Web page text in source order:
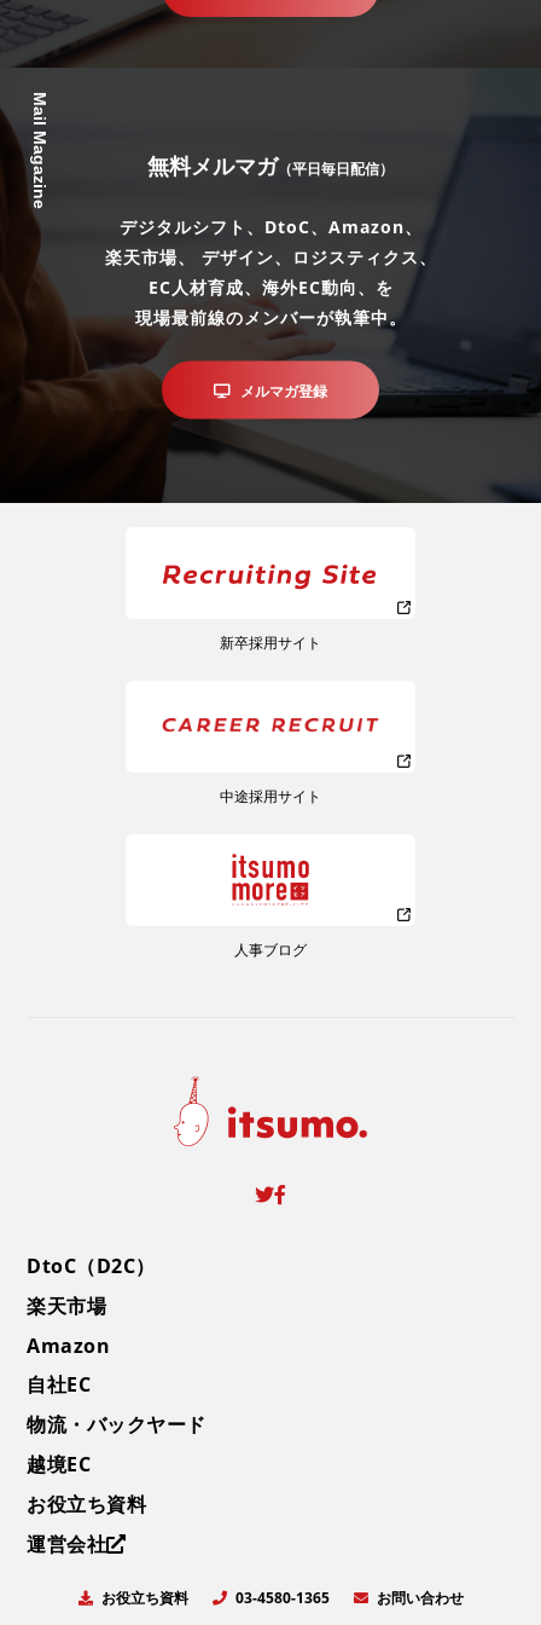
Mail Magazine 無料メルマガ （平日毎日配信）
デジタルシフト、DtoC、Amazon、
楽天市場、 デザイン、ロジスティクス、
EC人材育成、海外EC動向、を
現場最前線のメンバーが執筆中。
メルマガ登録
新卒採用サイト
中途採用サイト
人事ブログ
DtoC（D2C）
楽天市場
Amazon
自社EC
物流・バックヤード
越境EC
お役立ち資料
運営会社
お役立ち資料 03-4580-1365 お問い合わせ